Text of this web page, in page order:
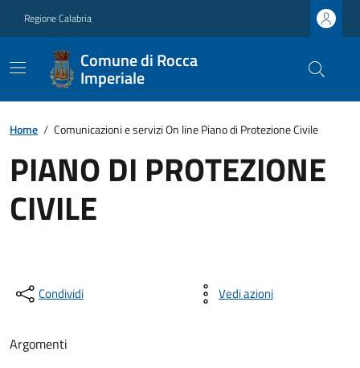
Regione Calabria
Comune di Rocca
Imperiale
Home / Comunicazioni e servizi On line Piano di Protezione Civile
PIANO DI PROTEZIONE
CIVILE
Condividi Vedi azioni
Argomenti